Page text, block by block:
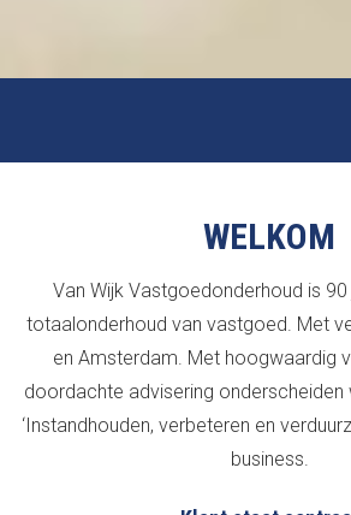
WELKOM
Van Wijk Vastgoedonderhoud is
totaalonderhoud van vastgoed. Met
en Amsterdam. Met hoogwaardig
doordachte advisering onderscheiden
‘Instandhouden, verbeteren en
business.